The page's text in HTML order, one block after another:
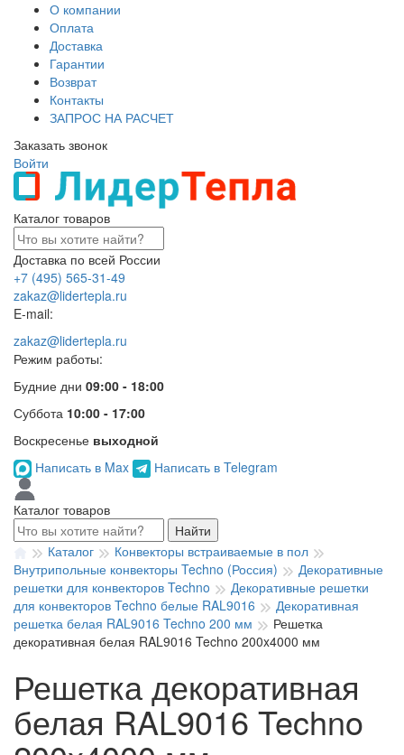
О компании
Оплата
Доставка
Гарантии
Возврат
Контакты
ЗАПРОС НА РАСЧЕТ
Заказать звонок
Войти
Каталог товаров
Доставка по всей России
+7 (495) 565-31-49
zakaz@lidertepla.ru
E-mail:
zakaz@lidertepla.ru
Режим работы:
Будние дни 09:00 - 18:00
Суббота 10:00 - 17:00
Воскресенье выходной
Написать в Max
Написать в Telegram
Каталог товаров
Найти
Каталог
Конвекторы встраиваемые в пол
Внутрипольные конвекторы Techno (Россия)
Декоративные
решетки для конвекторов Techno
Декоративные решетки
для конвекторов Techno белые RAL9016
Декоративная
решетка белая RAL9016 Techno 200 мм
Решетка
декоративная белая RAL9016 Techno 200x4000 мм
Решетка декоративная
белая RAL9016 Techno